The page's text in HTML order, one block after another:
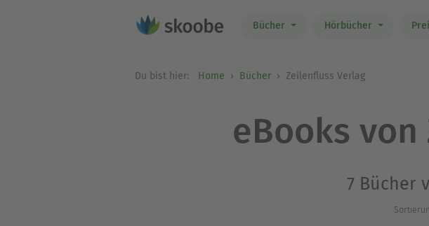
Bücher Hörbücher
Du bist hier: Home Bücher Zeilenfluss Verlag
eBooks
7 Bücher